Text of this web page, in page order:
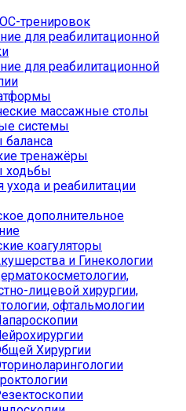
тренировок
для реабилитационной
для реабилитационной
массажные столы
системы
тренажёры
ходьбы
ухода и реабилитации
дополнительное
коагуляторы
и Гинекологии
лицевой хирургии,
офтальмологии
Хирургии